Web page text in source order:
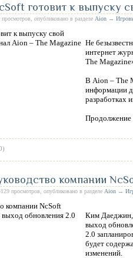
готовит к выпуску
опубликовано в разделе Aion →
Не
интернет
The
В Aion – The
информации
разработках
Продолжение
компании
просмотров, опубликовано в разделе Aion →
Ким Даеджин
выход
2.0
будет
изменений.